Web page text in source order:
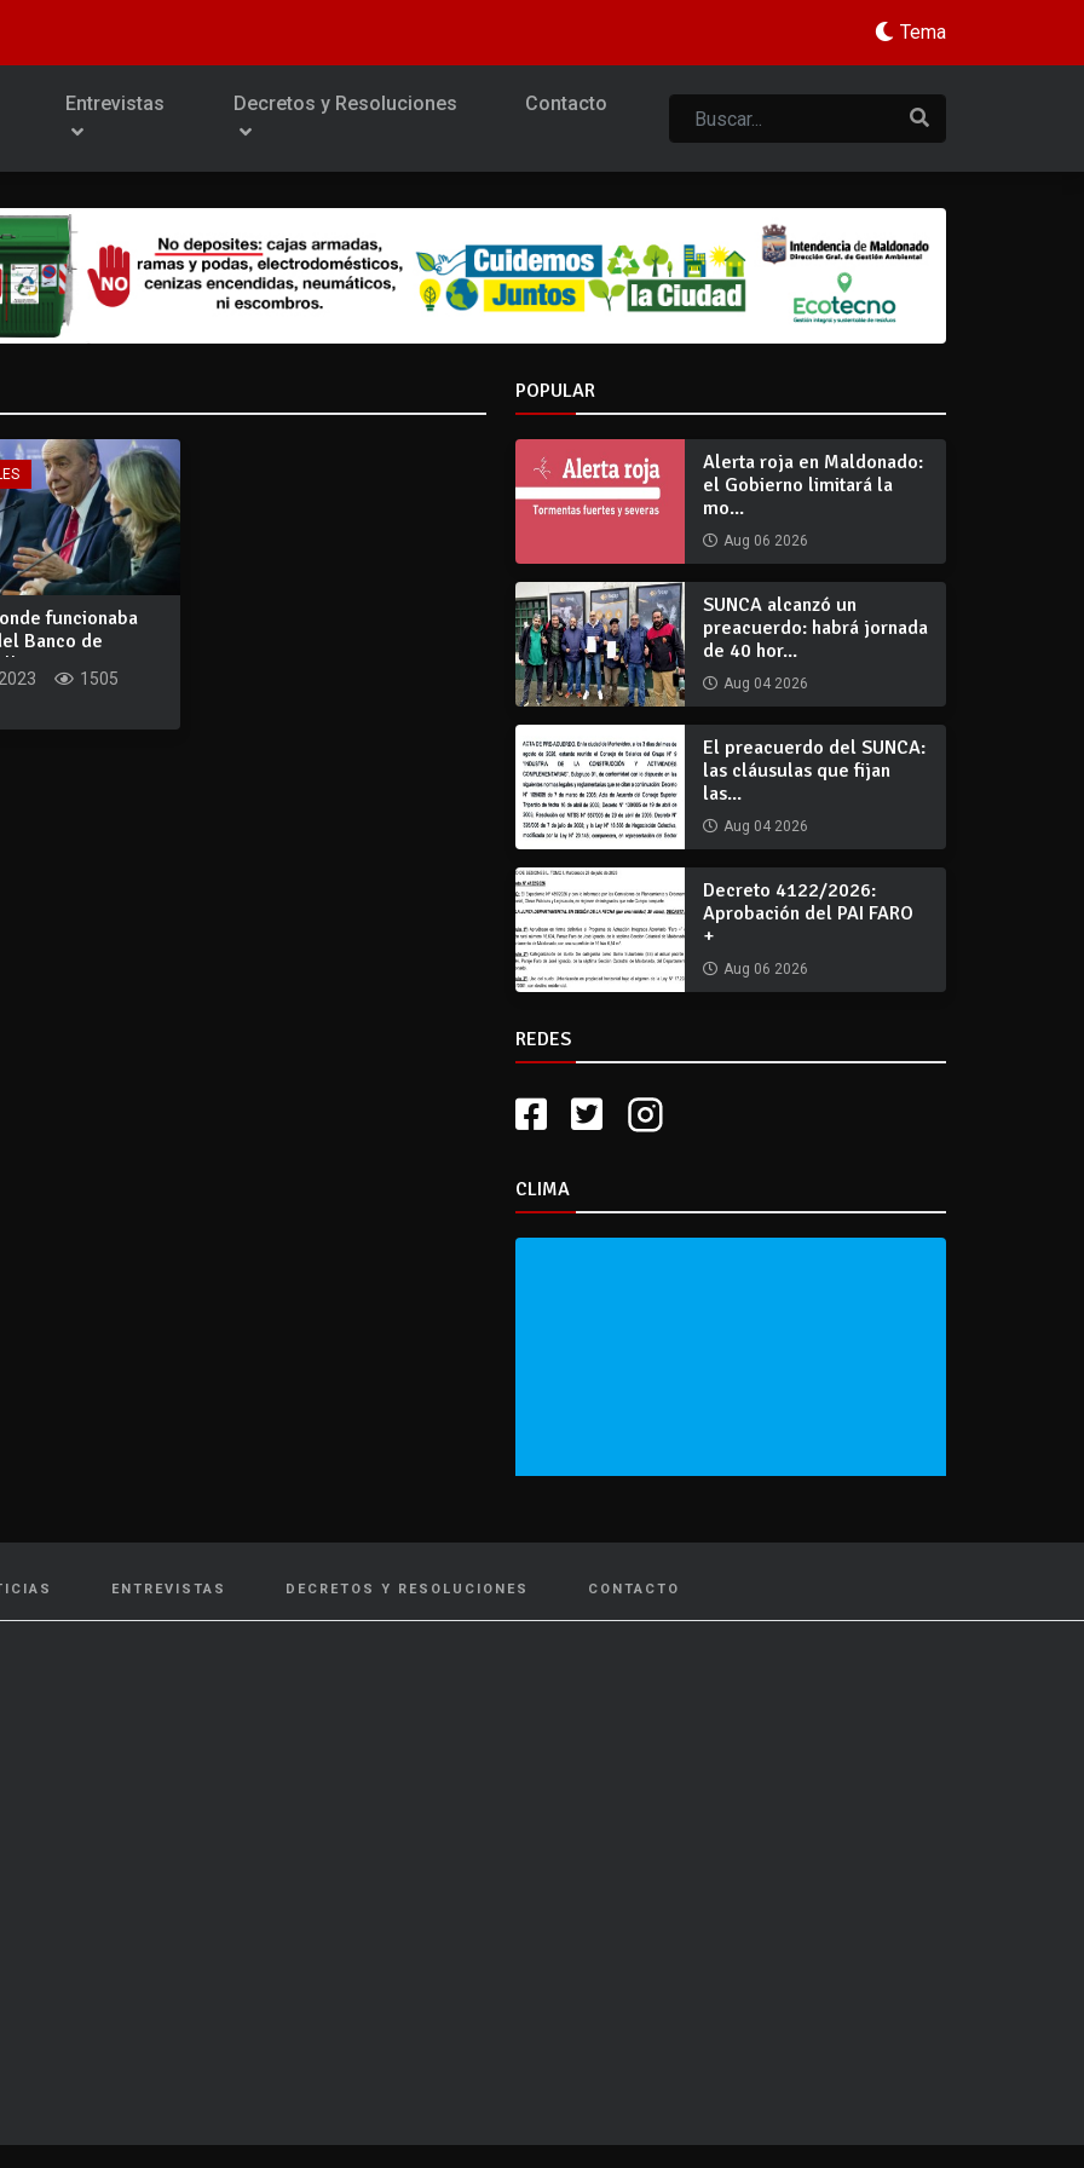
Tema
Entrevistas Decretos y Resoluciones Contacto
funcionaba
Banco de
1505
POPULAR
Alerta roja en Maldonado:
el Gobierno limitará la
mo...
Aug 06 2026
SUNCA alcanzó un
preacuerdo: habrá jornada
de 40 hor...
Aug 04 2026
El preacuerdo del SUNCA:
las cláusulas que fijan
las...
Aug 04 2026
Decreto 4122/2026:
Aprobación del PAI FARO
+
Aug 06 2026
REDES
CLIMA
ENTREVISTAS DECRETOS Y RESOLUCIONES CONTACTO